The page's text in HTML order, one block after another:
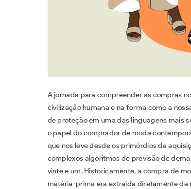
A jornada para compreender as compras
civilização humana e na forma como a
de proteção em uma das linguagens mais
o papel do comprador de moda
que nos leve desde os primórdios da
complexos algoritmos de previsão de
vinte e um. Historicamente, a compra de
matéria-prima era extraída diretamente da